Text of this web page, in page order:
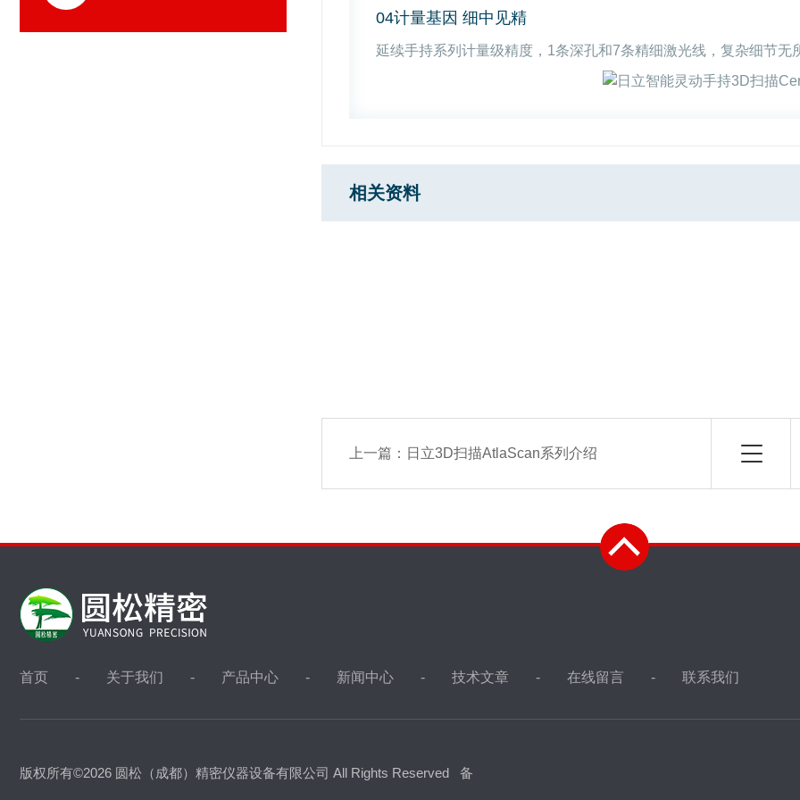
04计量基因 细中见精
延续手持系列计量级精度，1条深孔和7条精细激光线，复杂细节无
相关资料
上一篇： 日立3D扫描AtlaScan系列介绍
首页 关于我们 产品中心 新闻中心 技术文章 在线留言 联系我们
版权所有©2026 圆松（成都）精密仪器设备有限公司 All Rights Reserved 备